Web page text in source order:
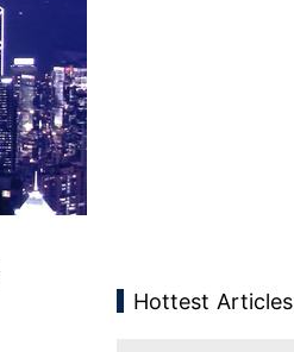
Hottest Articles